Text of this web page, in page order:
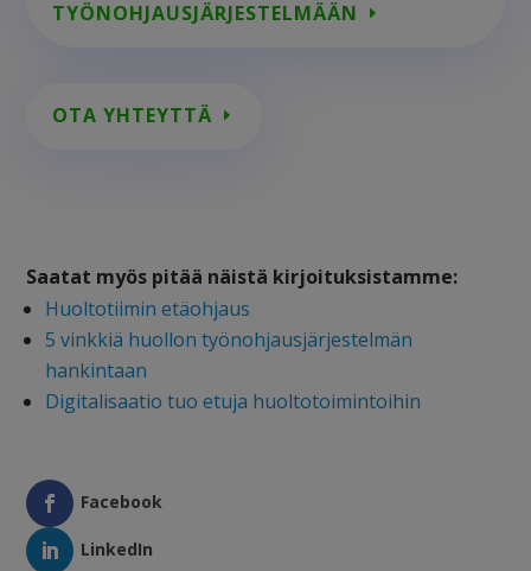
TYÖNOHJAUSJÄRJESTELMÄÄN
OTA YHTEYTTÄ
Saatat myös pitää näistä kirjoituksistamme:
Huoltotiimin etäohjaus
5 vinkkiä huollon työnohjausjärjestelmän
hankintaan
Digitalisaatio tuo etuja huoltotoimintoihin
Facebook
LinkedIn